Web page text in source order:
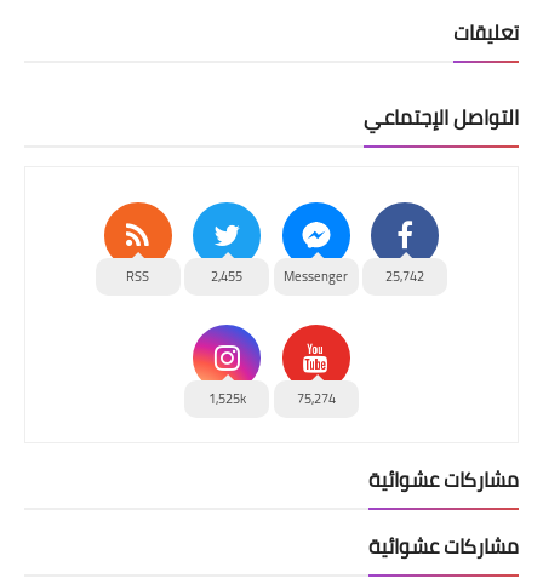
تعليقات
التواصل الإجتماعي
25,742
Messenger
2,455
RSS
75,274
1,525k
مشاركات عشوائية
مشاركات عشوائية